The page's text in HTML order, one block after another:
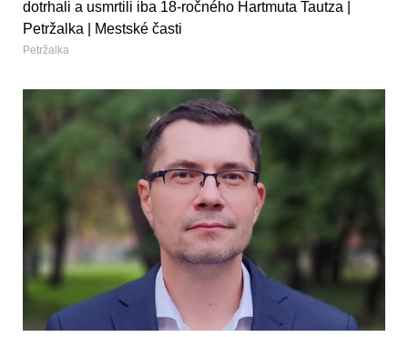
dotrhali a usmrtili iba 18-ročného Hartmuta Tautza |
Petržalka | Mestské časti
Petržalka